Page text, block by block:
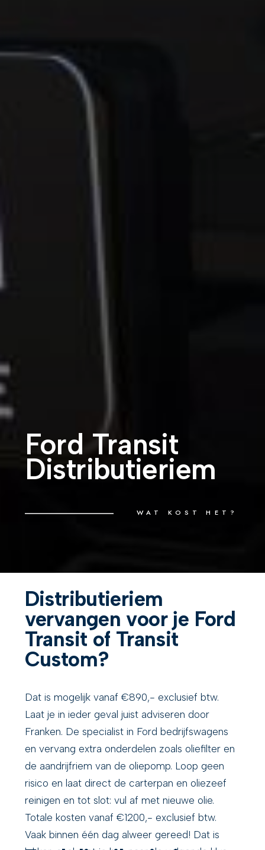
Ford Transit
Distributieriem
WAT KOST HET?
Distributieriem
vervangen voor je Ford
Transit of Transit
Custom?
Dat is mogelijk vanaf €890,- exclusief btw.
Laat je in ieder geval juist adviseren door
Franken. De specialist in Ford bedrijfswagens
en vervang extra onderdelen zoals oliefilter en
de aandrijfriem van de oliepomp. Loop geen
risico en laat direct de carterpan en oliezeef
reinigen en tot slot: vul af met nieuwe olie.
Totale kosten vanaf €1200,- exclusief btw.
Vaak binnen één dag alweer gereed! Dat is